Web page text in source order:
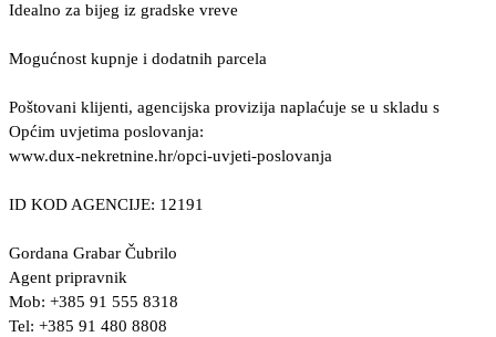
Idealno za bijeg iz gradske vreve
Mogućnost kupnje i dodatnih parcela
Poštovani klijenti, agencijska provizija naplaćuje se u skladu s
Općim uvjetima poslovanja:
www.dux-nekretnine.hr/opci-uvjeti-poslovanja
ID KOD AGENCIJE: 12191
Gordana Grabar Čubrilo
Agent pripravnik
Mob: +385 91 555 8318
Tel: +385 91 480 8808